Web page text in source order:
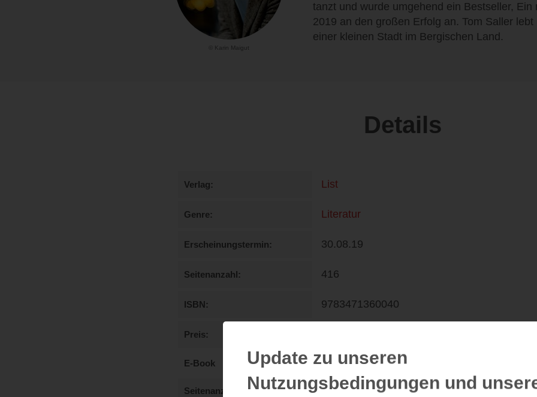
© Karin Maigut
tanzt und wurde umgehend ein Bestseller, Ein
2019 an den großen Erfolg an. Tom Saller
einer kleinen Stadt im Bergischen Land.
Details
Verlag List
Genre Literatur
Erscheinungstermin 30.08.19
Seitenanzahl 416
ISBN 9783471360040
Preis
E-Book
Seitenanzahl
Update zu unseren
Nutzungsbedingungen und